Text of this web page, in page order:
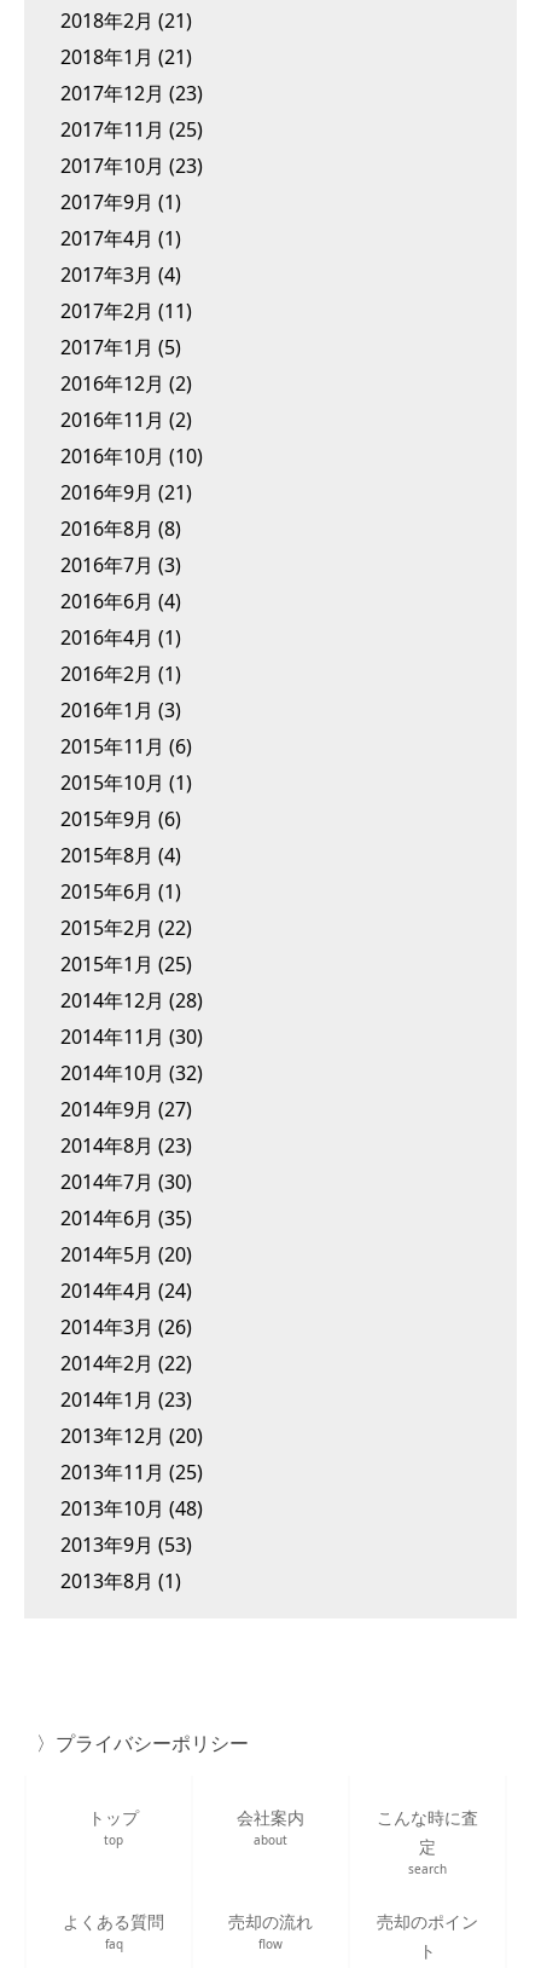
2018年2月 (21)
2018年1月 (21)
2017年12月 (23)
2017年11月 (25)
2017年10月 (23)
2017年9月 (1)
2017年4月 (1)
2017年3月 (4)
2017年2月 (11)
2017年1月 (5)
2016年12月 (2)
2016年11月 (2)
2016年10月 (10)
2016年9月 (21)
2016年8月 (8)
2016年7月 (3)
2016年6月 (4)
2016年4月 (1)
2016年2月 (1)
2016年1月 (3)
2015年11月 (6)
2015年10月 (1)
2015年9月 (6)
2015年8月 (4)
2015年6月 (1)
2015年2月 (22)
2015年1月 (25)
2014年12月 (28)
2014年11月 (30)
2014年10月 (32)
2014年9月 (27)
2014年8月 (23)
2014年7月 (30)
2014年6月 (35)
2014年5月 (20)
2014年4月 (24)
2014年3月 (26)
2014年2月 (22)
2014年1月 (23)
2013年12月 (20)
2013年11月 (25)
2013年10月 (48)
2013年9月 (53)
2013年8月 (1)
プライバシーポリシー
トップ
top
会社案内
about
こんな時に査
定
search
よくある質問
faq
売却の流れ
flow
売却のポイン
ト